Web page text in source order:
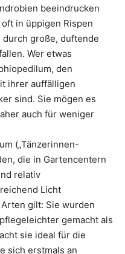
beeindrucken
in üppigen Rispen
große, duftende
Wer etwas
den
ihrer auffälligen
sind. Sie mögen es
auch für weniger
(„Tänzerinnen-
die in Gartencentern
relativ
Licht
gilt: Sie wurden
gemacht als
sie ideal für die
sich erstmals an